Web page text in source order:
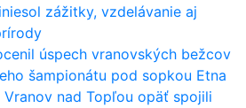
zážitky, vzdelávanie aj
úspech vranovských bežcov
šampionátu pod sopkou Etna
Vranov nad Topľou opäť spojili